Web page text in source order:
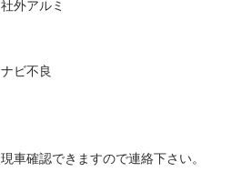
社外アルミ
ナビ不良
現車確認できますので連絡下さい。